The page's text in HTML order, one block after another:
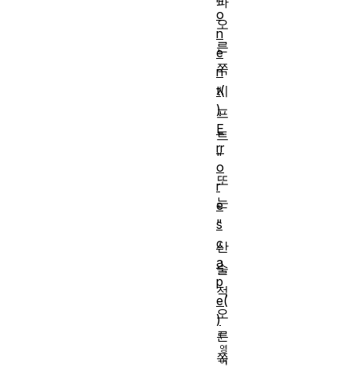
오
른
쪽
시
프
트
"
또
는
"
산
술
적
오
른
쪽
o
n
e
n
t(
)
E
rr
o
r
e
s
c
a
p
e(
)